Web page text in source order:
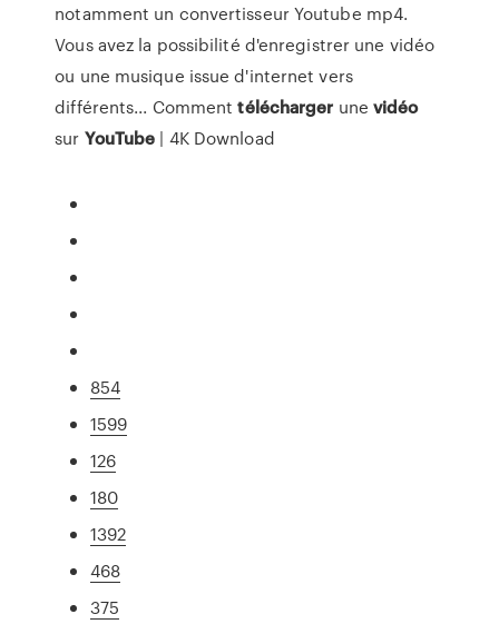
notamment un convertisseur Youtube mp4.
Vous avez la possibilité d'enregistrer une vidéo
ou une musique issue d'internet vers
différents... Commenttélécharger unevidéo
sur YouTube | 4K Download
854
1599
126
180
1392
468
375